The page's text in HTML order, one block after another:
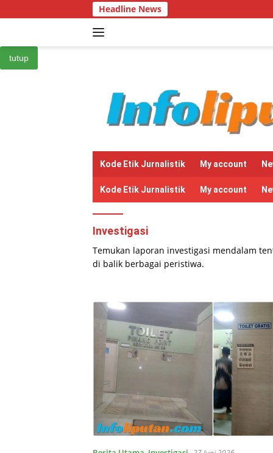
ke
Headline News
tutup
Kode Etik Jurnalistik My account
Kode Etik Jurnalistik My account
Investigasi
Temukan laporan investigasi mendalam
di balik berbagai peristiwa.